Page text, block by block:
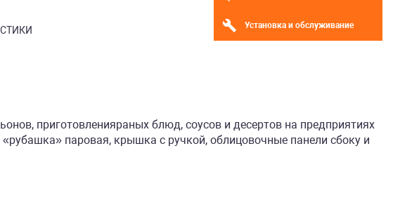
Установка и обслуживание
приготовленияраных блюд, соусов и десертов на предприятиях
паровая, крышка с ручкой, облицовочные панели сбоку и